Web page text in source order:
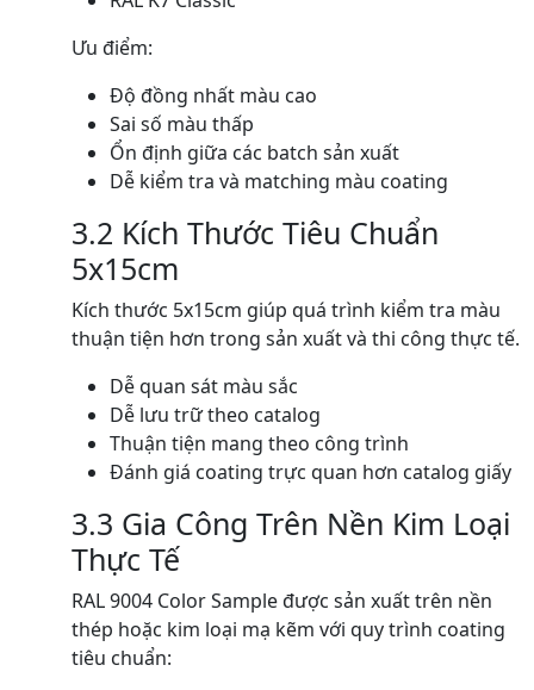
Ưu điểm:
Độ đồng nhất màu cao
Sai số màu thấp
Ổn định giữa các batch sản xuất
Dễ kiểm tra và matching màu coating
3.2 Kích Thước Tiêu Chuẩn
5x15cm
Kích thước 5x15cm giúp quá trình kiểm tra màu
thuận tiện hơn trong sản xuất và thi công thực tế.
Dễ quan sát màu sắc
Dễ lưu trữ theo catalog
Thuận tiện mang theo công trình
Đánh giá coating trực quan hơn catalog giấy
3.3 Gia Công Trên Nền Kim Loại
Thực Tế
RAL 9004 Color Sample được sản xuất trên nền
thép hoặc kim loại mạ kẽm với quy trình coating
tiêu chuẩn: